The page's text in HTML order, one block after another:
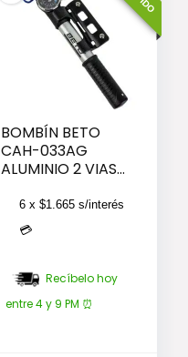
BOMBÍN BETO
CAH-033AG
ALUMINIO 2 VIAS
6 x $1.665s/interés
💳
Recíbelo hoy
entre 4 y 9 PM ⏰